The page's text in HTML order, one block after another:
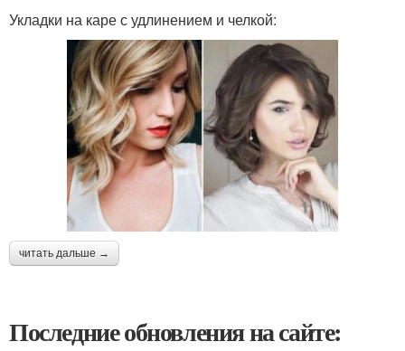
Укладки на каре с удлинением и челкой:
читать дальше →
Последние обновления на сайте: